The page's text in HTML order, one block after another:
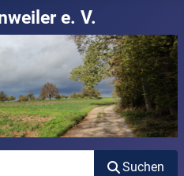
e. V.
Suchen